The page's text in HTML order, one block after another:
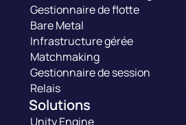
Gestionnaire de flotte
Bare Metal
Infrastructure gérée
Matchmaking
Gestionnaire de session
Relais
Solutions
Unity Engine